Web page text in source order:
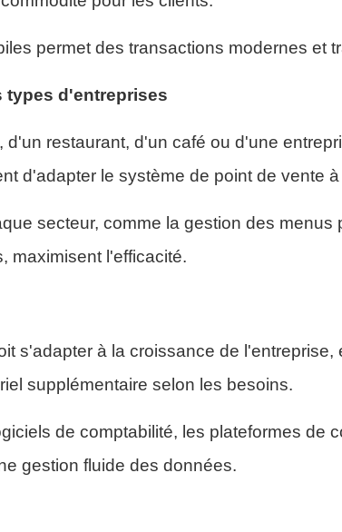
permet des transactions modernes et
types d'entreprises
restaurant, d'un café ou d'une
d'adapter le système de point de vente
secteur, comme la gestion des menus
maximisent l'efficacité.
s'adapter à la croissance de l'entreprise,
supplémentaire selon les besoins.
de comptabilité, les plateformes de
gestion fluide des données.